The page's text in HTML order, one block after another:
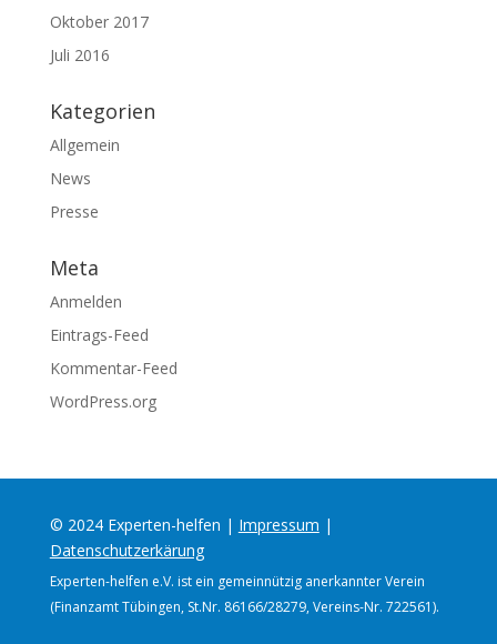
Oktober 2017
Juli 2016
Kategorien
Allgemein
News
Presse
Meta
Anmelden
Eintrags-Feed
Kommentar-Feed
WordPress.org
© 2024 Experten-helfen | Impressum |
Datenschutzerkärung
Experten-helfen e.V. ist ein gemeinnützig anerkannter Verein
(Finanzamt Tübingen, St.Nr. 86166/28279, Vereins-Nr. 722561).